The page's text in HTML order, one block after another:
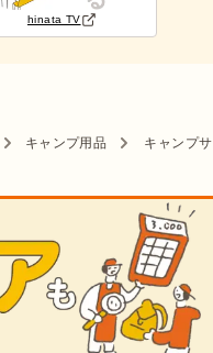
hinata TV
キャンプ用品 キャンプ